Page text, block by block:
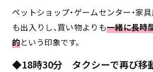
ペットショップ・ゲームセンター・家
も出入りし、買い物よりも一緒に長時
的という印象です。
◆18時30分 タクシーで再び移